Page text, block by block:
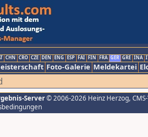
CHN CRO CZE DEN ENG ESP FAI FIN FRA GER GRE INA
Foto-Galerie Meldekartei
Server© 2006-2026 Heinz Herzog,